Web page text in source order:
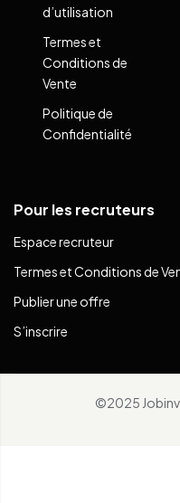
d’utilisation
Termes et
Conditions de
Vente
Politique de
Confidentialité
Pour les recruteurs
Espace recruteur
Termes et Conditions de
Publier une offre
S’inscrire
©2025